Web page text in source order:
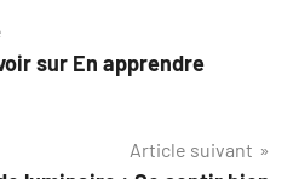
sur En apprendre
Article suivant